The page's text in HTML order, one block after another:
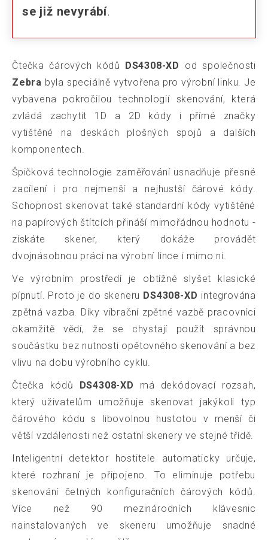
se již nevyrábí.
Čtečka čárových kódů DS4308-XD
od společnosti
Zebra byla speciálně vytvořena pro výrobní linku. Je
vybavena pokročilou technologií skenování, která
zvládá zachytit 1D a 2D kódy i přímé značky
vytištěné na deskách plošných spojů a dalších
komponentech.
Špičková technologie zaměřování usnadňuje přesné
zacílení i pro nejmenší a nejhustší čárové kódy.
Schopnost skenovat také standardní kódy vytištěné
na papírových štítcích přináší mimořádnou hodnotu -
získáte skener, který dokáže provádět
dvojnásobnou práci na výrobní lince i mimo ni.
Ve výrobním prostředí je obtížné slyšet klasické
pípnutí. Proto je do skeneru DS4308-XD integrována
zpětná vazba. Díky vibrační zpětné vazbě pracovníci
okamžitě vědí, že se chystají použít správnou
součástku bez nutnosti opětovného skenování a bez
vlivu na dobu výrobního cyklu.
Čtečka kódů DS4308-XD má dekódovací rozsah,
který uživatelům umožňuje skenovat jakýkoli typ
čárového kódu s libovolnou hustotou v menší či
větší vzdálenosti než ostatní skenery ve stejné třídě.
Inteligentní detektor hostitele automaticky určuje,
které rozhraní je připojeno. To eliminuje potřebu
skenování četných konfiguračních čárových kódů.
Více než 90 mezinárodních klávesnic
nainstalovaných ve skeneru umožňuje snadné